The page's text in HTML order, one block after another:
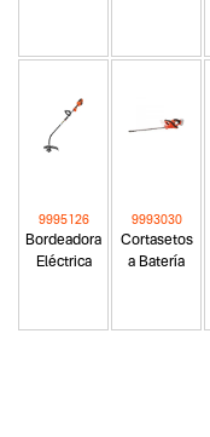
Bordeadora
Eléctrica
9995126
Cortasetos
a Batería
9993030